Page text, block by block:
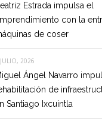
Estrada impulsa el
con la
de coser
2026
Ángel Navarro
de
Santiago Ixcuintla